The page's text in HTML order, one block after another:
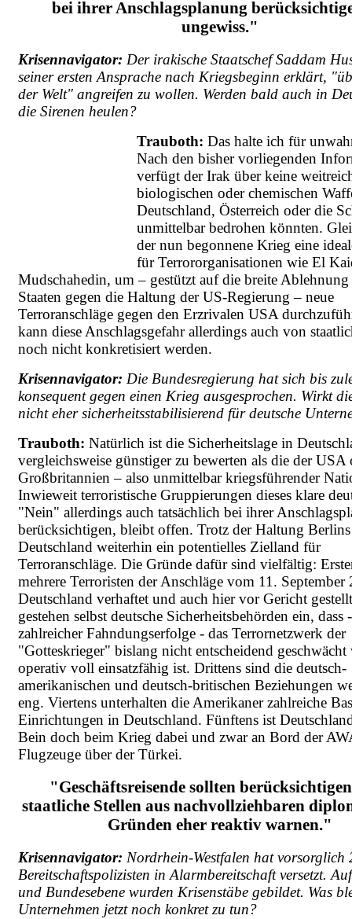
bei ihrer Anschlagsplanung
ungewiss."
Krisennavigator: Der irakische Staatschef Saddam
seiner ersten Ansprache nach Kriegsbeginn erklärt,
der Welt" angreifen zu wollen. Werden bald auch in
die Sirenen heulen?
Trauboth: Das halte ich für
Nach den bisher vorliegenden
verfügt der Irak über keine
biologischen oder chemischen
Deutschland, Österreich oder die
unmittelbar bedrohen könnten.
der nun begonnene Krieg eine
für Terrororganisationen wie El
Mudschahedin, um – gestützt auf die breite Ablehnung
Staaten gegen die Haltung der US-Regierung – neue
Terroranschläge gegen den Erzrivalen USA
kann diese Anschlagsgefahr allerdings auch von
noch nicht konkretisiert werden.
Krisennavigator: Die Bundesregierung hat sich bis
konsequent gegen einen Krieg ausgesprochen. Wirkt
nicht eher sicherheitsstabilisierend für deutsche
Trauboth: Natürlich ist die Sicherheitslage in
vergleichsweise günstiger zu bewerten als die der USA
Großbritannien – also unmittelbar kriegsführender
Inwieweit terroristische Gruppierungen dieses klare
"Nein" allerdings auch tatsächlich bei ihrer
berücksichtigen, bleibt offen. Trotz der Haltung
Deutschland weiterhin ein potentielles Zielland für
Terroranschläge. Die Gründe dafür sind vielfältig:
mehrere Terroristen der Anschläge vom 11. September
Deutschland verhaftet und auch hier vor Gericht
gestehen selbst deutsche Sicherheitsbehörden ein, dass
zahlreicher Fahndungserfolge - das Terrornetzwerk der
"Gotteskrieger" bislang nicht entscheidend
operativ voll einsatzfähig ist. Drittens sind die deutsch-
amerikanischen und deutsch-britischen Beziehungen
eng. Viertens unterhalten die Amerikaner zahlreiche
Einrichtungen in Deutschland. Fünftens ist
Bein doch beim Krieg dabei und zwar an Bord der
Flugzeuge über der Türkei.
"Geschäftsreisende sollten
staatliche Stellen aus nachvollziehbaren
Gründen eher reaktiv warnen."
Krisennavigator: Nordrhein-Westfalen hat vorsorglich
Bereitschaftspolizisten in Alarmbereitschaft versetzt.
und Bundesebene wurden Krisenstäbe gebildet. Was
Unternehmen jetzt noch konkret zu tun?